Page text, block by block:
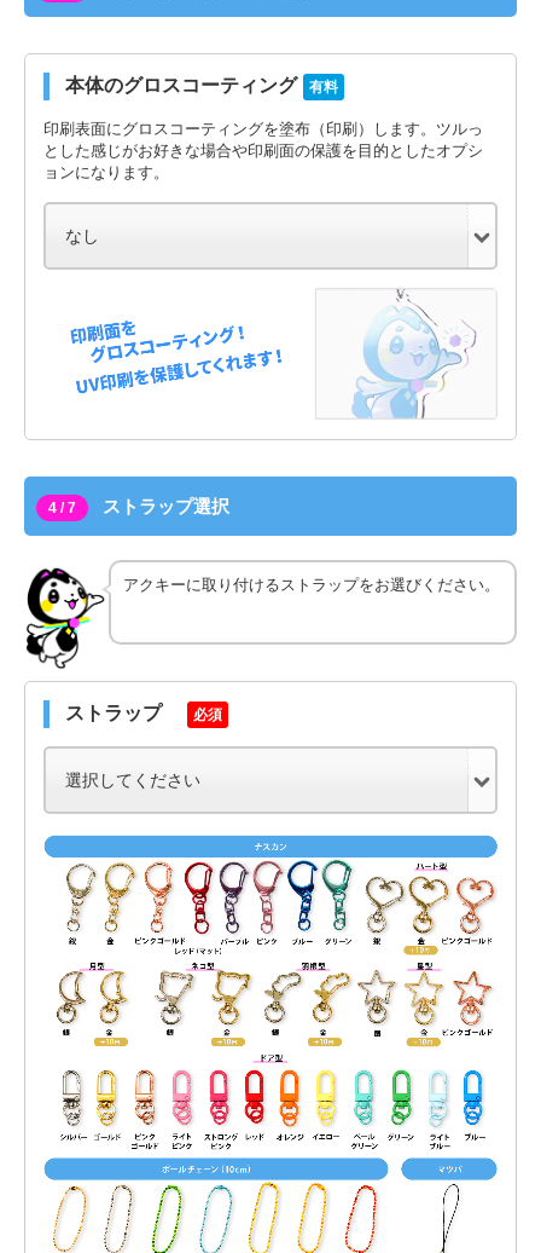
本体のグロスコーティング 有料
印刷表面にグロスコーティングを塗布（印刷）します。ツルっ
とした感じがお好きな場合や印刷面の保護を目的としたオプシ
ョンになります。
4 / 7 ストラップ選択
アクキーに取り付けるストラップをお選びください。
ストラップ 必須